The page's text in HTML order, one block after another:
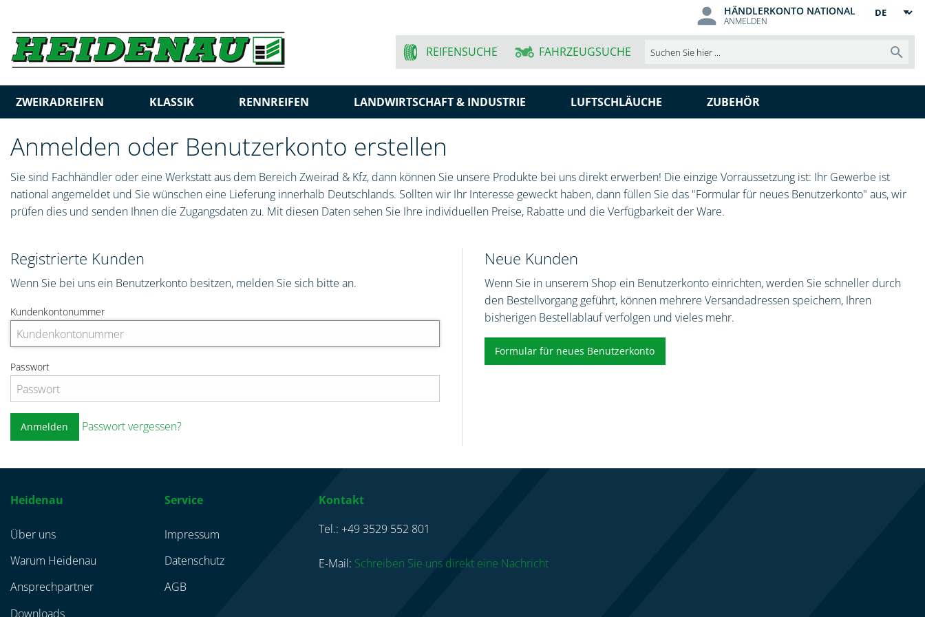
Sprache
HÄNDLERKONTO NATIONAL
ANMELDEN
REIFENSUCHE FAHRZEUGSUCHE
ZWEIRADREIFEN KLASSIK RENNREIFEN LANDWIRTSCHAFT & INDUSTRIE LUFTSCHLÄUCHE ZUBEHÖR
Anmelden oder Benutzerkonto erstellen
Sie sind Fachhändler oder eine Werkstatt aus dem Bereich Zweirad & Kfz, dann können Sie unsere Produkte bei uns direkt erwerben! Die einzige Vorraussetzung ist: Ihr Gewerbe ist
national angemeldet und Sie wünschen eine Lieferung innerhalb Deutschlands. Sollten wir Ihr Interesse geweckt haben, dann füllen Sie das "Formular für neues Benutzerkonto" aus, wir
prüfen dies und senden Ihnen die Zugangsdaten zu. Mit diesen Daten sehen Sie Ihre individuellen Preise, Rabatte und die Verfügbarkeit der Ware.
Neue Kunden
Wenn Sie in unserem Shop ein Benutzerkonto einrichten, werden Sie schneller durch
den Bestellvorgang geführt, können mehrere Versandadressen speichern, Ihren
bisherigen Bestellablauf verfolgen und vieles mehr.
Formular für neues Benutzerkonto
Registrierte Kunden
Wenn Sie bei uns ein Benutzerkonto besitzen, melden Sie sich bitte an.
Kundenkontonummer
Passwort
Anmelden Passwort vergessen?
Heidenau
Über uns
Warum Heidenau
Ansprechpartner
Downloads
Service
Impressum
Datenschutz
AGB
Kontakt
Tel.: +49 3529 552 801
E-Mail: Schreiben Sie uns direkt eine Nachricht